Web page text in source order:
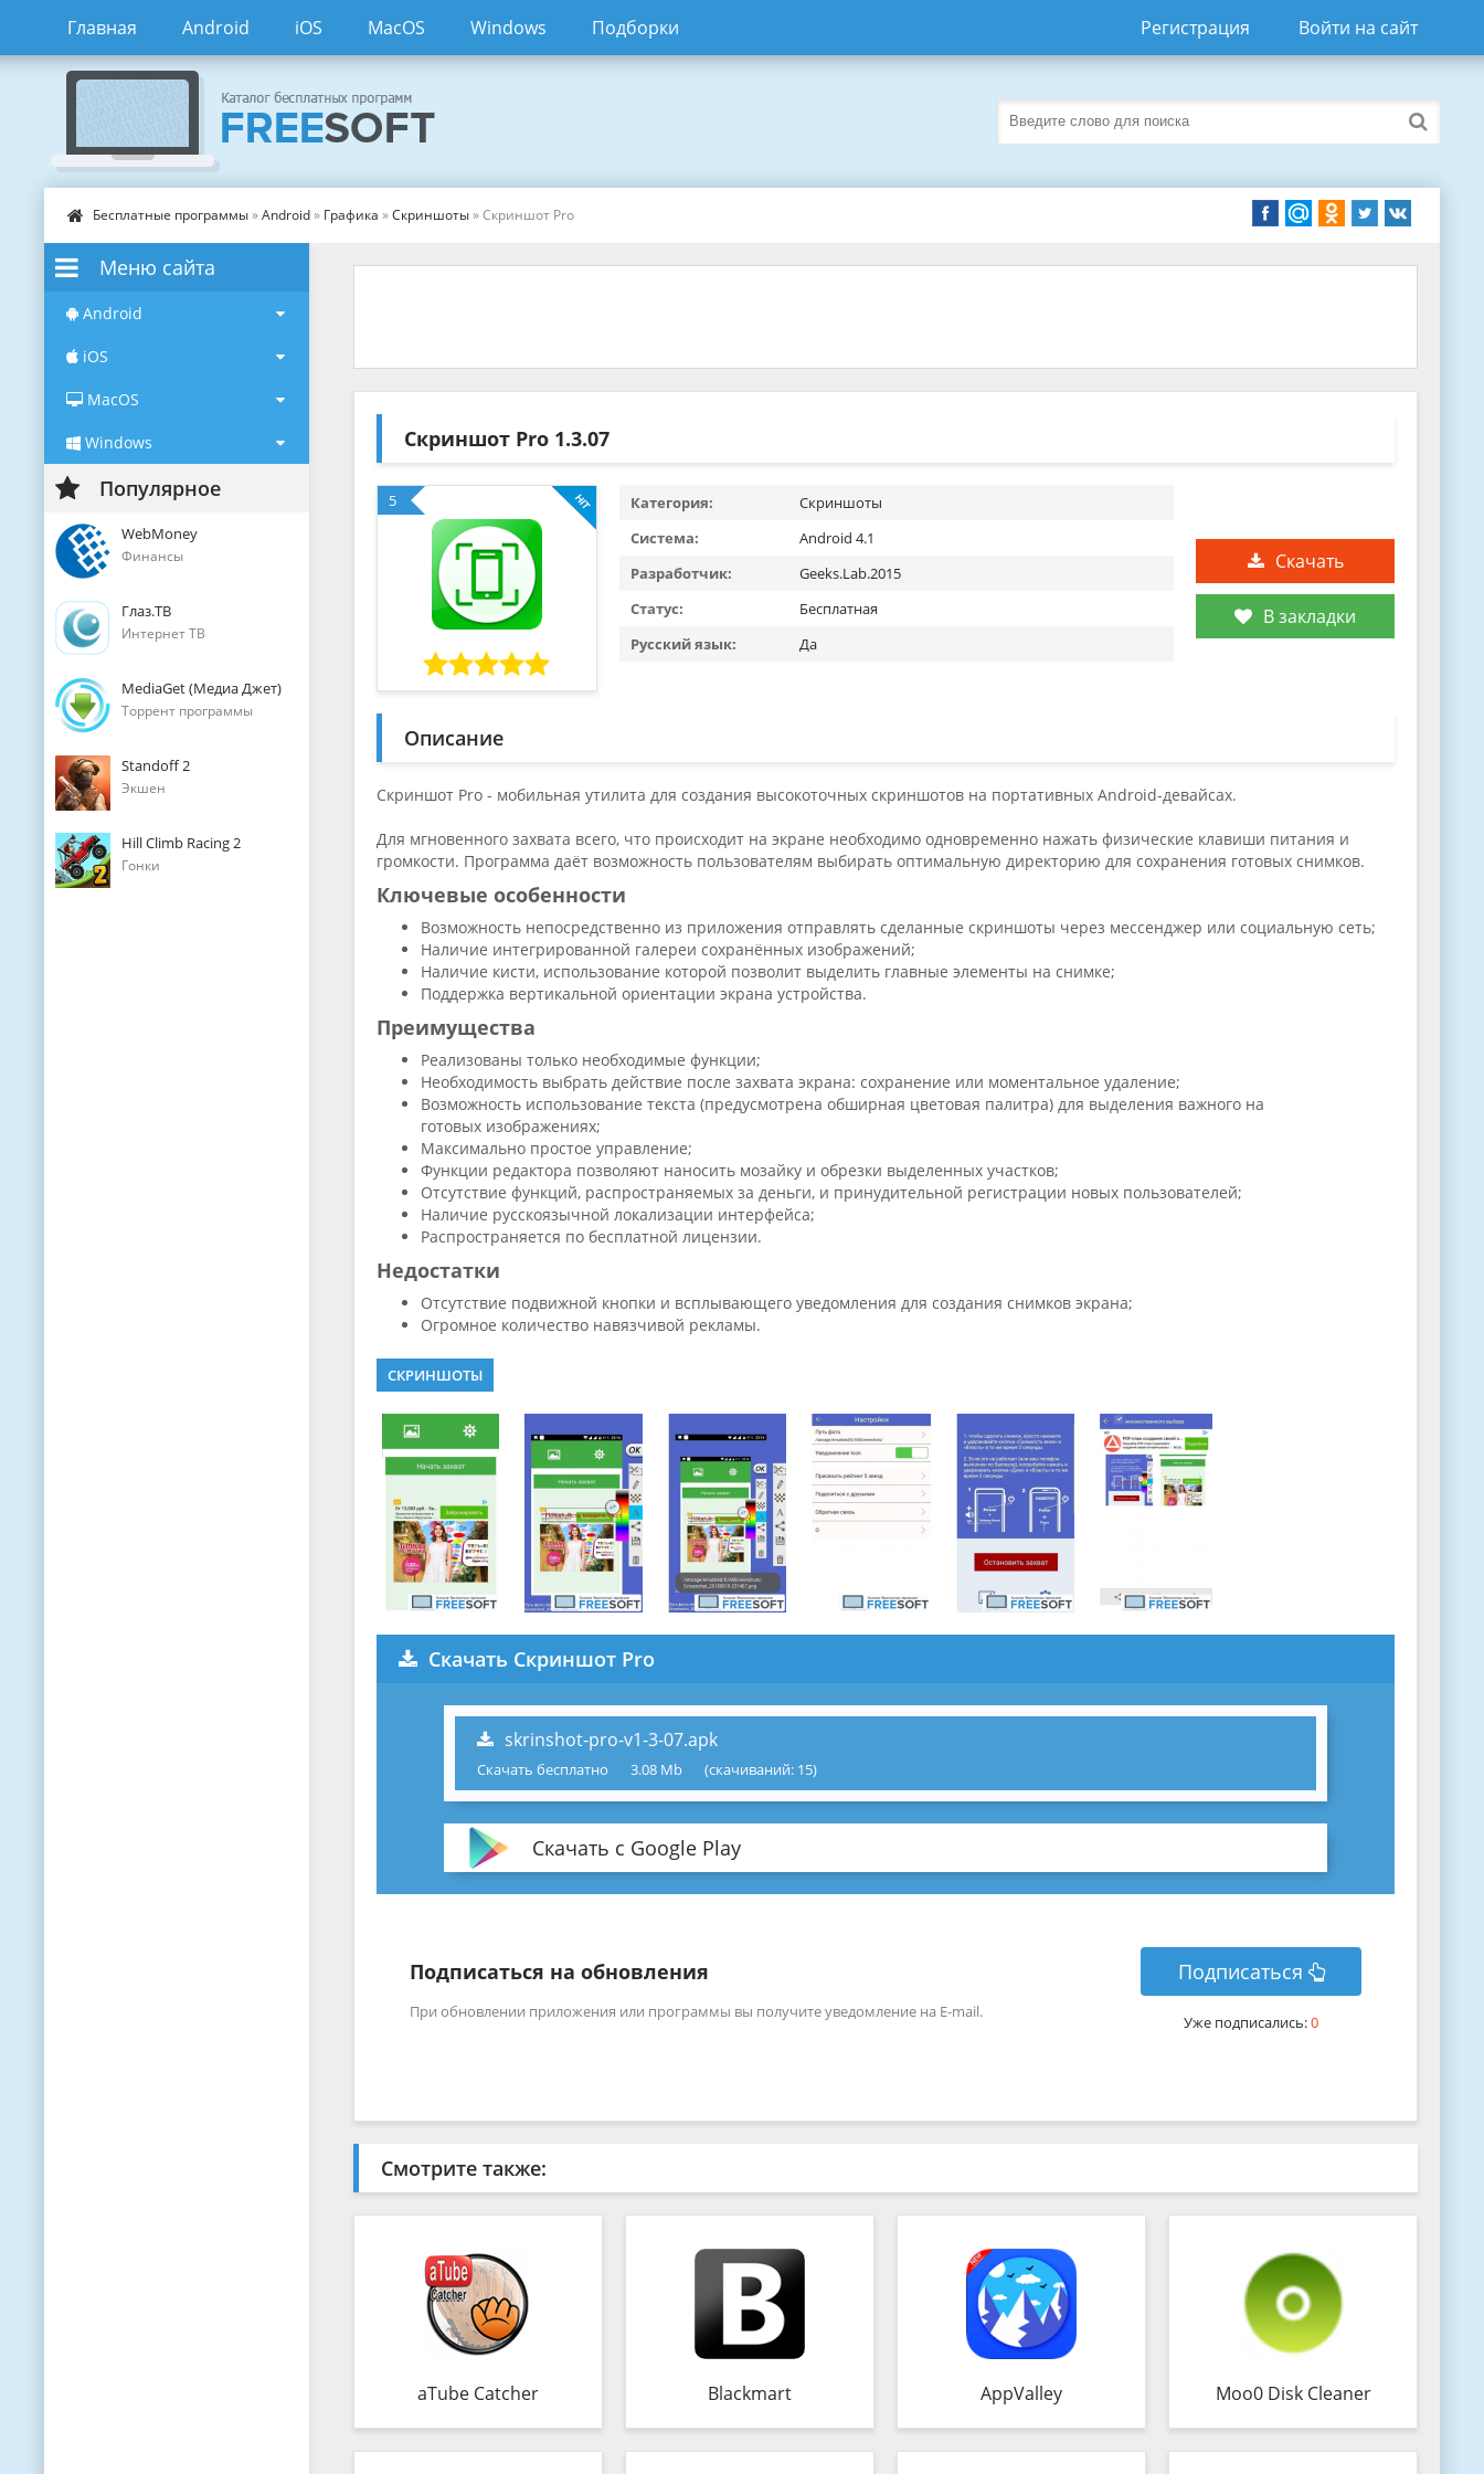
Главная Android iOS MacOS Windows Подборки Регистрация Войти на сайт
Бесплатные программы»Android» Графика »Скриншоты» Скриншот Pro
Меню сайта
Android
iOS
MacOS
Windows
Популярное
WebMoney
Финансы
Глаз.ТВ
Интернет ТВ
MediaGet (Медиа Джет)
Торрент программы
Standoff 2
Экшен
Hill Climb Racing 2
Гонки
Скриншот Pro 1.3.07
5
Скачать
В закладки
Категория:
Скриншоты
Система:
Android 4.1
Разработчик:
Geeks.Lab.2015
Статус:
Бесплатная
Русский язык:
Да
Описание
Скриншот Pro - мобильная утилита для создания высокоточных скриншотов на портативных Android-девайсах.
Для мгновенного захвата всего, что происходит на экране необходимо одновременно нажать физические клавиши питания и
громкости. Программа даёт возможность пользователям выбирать оптимальную директорию для сохранения готовых снимков.
Ключевые особенности
Возможность непосредственно из приложения отправлять сделанные скриншоты через мессенджер или социальную сеть;
Наличие интегрированной галереи сохранённых изображений;
Наличие кисти, использование которой позволит выделить главные элементы на снимке;
Поддержка вертикальной ориентации экрана устройства.
Преимущества
Реализованы только необходимые функции;
Необходимость выбрать действие после захвата экрана: сохранение или моментальное удаление;
Возможность использование текста (предусмотрена обширная цветовая палитра) для выделения важного на
готовых изображениях;
Максимально простое управление;
Функции редактора позволяют наносить мозайку и обрезки выделенных участков;
Отсутствие функций, распространяемых за деньги, и принудительной регистрации новых пользователей;
Наличие русскоязычной локализации интерфейса;
Распространяется по бесплатной лицензии.
Недостатки
Отсутствие подвижной кнопки и всплывающего уведомления для создания снимков экрана;
Огромное количество навязчивой рекламы.
СКРИНШОТЫ
Скачать Скриншот Pro
skrinshot-pro-v1-3-07.apk
Скачать бесплатно 3.08 Mb (cкачиваний: 15)
Скачать с Google Play
Подписаться на обновления
При обновлении приложения или программы вы получите уведомление на E-mail.
Подписаться
Уже подписались:0
Смотрите также:
aTube Catcher Blackmart AppValley Moo0 Disk Cleaner